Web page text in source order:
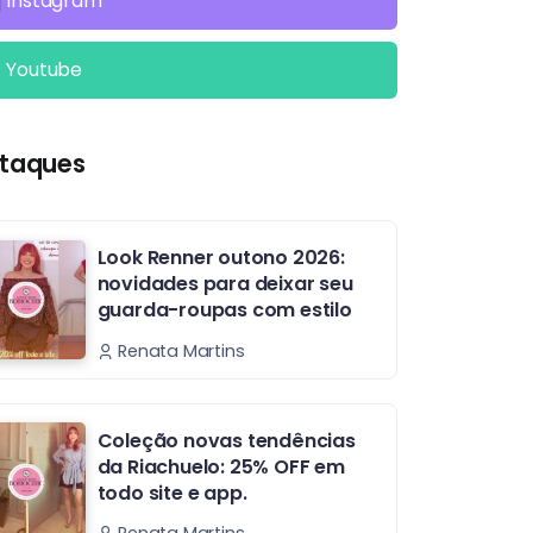
Youtube
Look Renner outono 2026:
novidades para deixar seu
guarda-roupas com estilo
Renata Martins
Coleção novas tendências
da Riachuelo: 25% OFF em
todo site e app.